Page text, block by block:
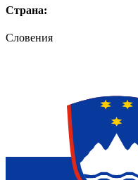
Страна:
Словения